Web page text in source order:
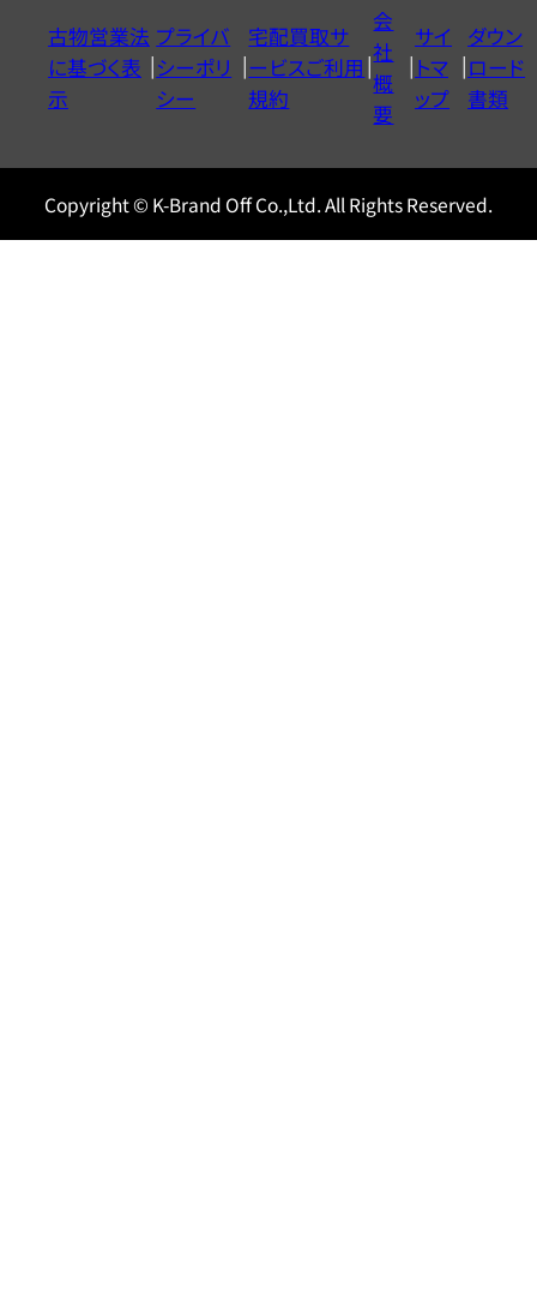
ヤ
ル
0120604117
古物営業法
に基づく表
示
プライバ
シーポリ
シー
宅配買取サ
ービスご利用
規約
会
社
概
要
サイ
トマ
ップ
ダウン
ロード
書類
Copyright © K-Brand Off Co.,Ltd. All Rights Reserved.